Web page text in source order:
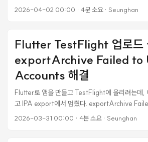
install with "frozen-lockfile" because pnpm-
still need to run install in such cases, use
frozen-lockfile" Failure reason: specifiers
match specifiers in package.json: * 1
@ios26_design_system/svelte-
는데 CI에서만 죽는 전형적인 패턴이다. 원인과 해
2026-04-02 00:00 · 4분 소요· Seunghan
Flutter TestFlight 업로
exportArchive Failed to
Accounts 해결
Flutter로 앱을 만들고 TestFlight에 올리려는데,
고 IPA export에서 멈췄다. exportArchive
는 에러가 뜨는데, 구글링해도 명쾌한 답이 없었다.
2026-03-31 00:00 · 4분 소요· Seunghan